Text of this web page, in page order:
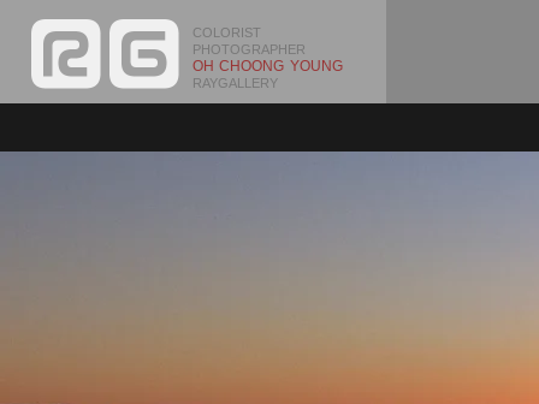
COLORIST
PHOTOGRAPHER
OH CHOONG YOUNG
RAYGALLERY